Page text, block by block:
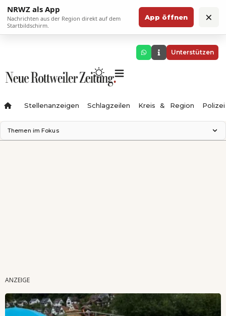
NRWZ als App
Nachrichten aus der Region direkt auf dem
Startbildschirm.
App öffnen ×
Unterstützen
Stellenanzeigen Schlagzeilen Kreis & Region Polizei
Themen im Fokus
ANZEIGE